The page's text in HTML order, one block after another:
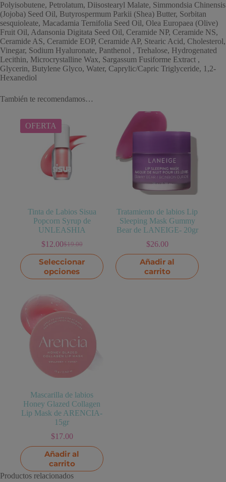
Polyisobutene, Petrolatum, Diisostearyl Malate, Simmondsia Chinensis
(Jojoba) Seed Oil, Butyrospermum Parkii (Shea) Butter, Sorbitan
sesquioleate, Macadamia Ternifolia Seed Oil, Olea Europaea (Olive)
Fruit Oil, Adansonia Digitata Seed Oil, Ceramide NP, Ceramide NS,
Ceramide AS, Ceramide EOP, Ceramide AP, Stearic Acid, Cholesterol,
Vinegar, Sodium Hyaluronate, Panthenol , Trehalose, Hydrogenated
Lecithin, Microcrystalline Wax, Sargassum Fusiforme Extract ,
Glycerin, Butylene Glyco, Water, Caprylic/Capric Triglyceride, 1,2-
Hexanediol
También te recomendamos…
OFERTA
Tinta de Labios Sisua
Popcorn Syrup de
UNLEASHIA
$19.00
El
precio
original
era:
$12.00El
precio
actual
es:
Seleccionar
opciones
Este
producto
tiene
Las
opciones
se
pueden
elegir
en
la
de
Tratamiento de labios Lip
Sleeping Mask Gummy
Bear de LANEIGE- 20gr
$26.00
Añadir al
carrito
Mascarilla de labios
Honey Glazed Collagen
Lip Mask de ARENCIA-
15gr
$17.00
Añadir al
carrito
Productos relacionados